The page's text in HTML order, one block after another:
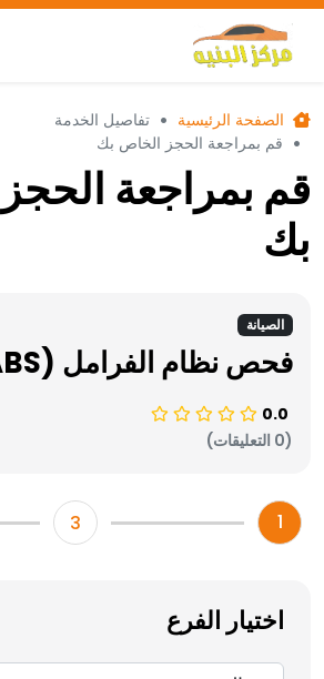
الصفحة الرئيسية
تفاصيل الخدمة
قم بمراجعة الحجز الخاص بك
قم بمراجعة
بك
الصيانة
فحص نظام الفرامل (ABS)
0.0
(0 التعليقات)
1
3
اختيار الفرع